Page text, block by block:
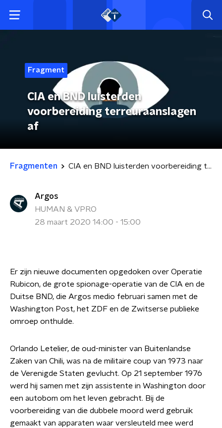
Fragment
CIA en BND luisterden
voorbereiding terreuraanslagen
af
Fragmenten CIA en BND luisterden voorbereiding terreuraanslagen af
Argos
HUMAN & VPRO
28 maart 2020 14:00 - 15:00
Er zijn nieuwe documenten opgedoken over Operatie
Rubicon, de grote spionage-operatie van de CIA en de
Duitse BND, die Argos medio februari samen met de
Washington Post, het ZDF en de Zwitserse publieke
omroep onthulde.
Orlando Letelier, de oud-minister van Buitenlandse
Zaken van Chili, was na de militaire coup van 1973 naar
de Verenigde Staten gevlucht. Op 21 september 1976
werd hij samen met zijn assistente in Washington door
een autobom om het leven gebracht. Bij de
voorbereiding van die dubbele moord werd gebruik
gemaakt van apparaten waar versleuteld mee werd